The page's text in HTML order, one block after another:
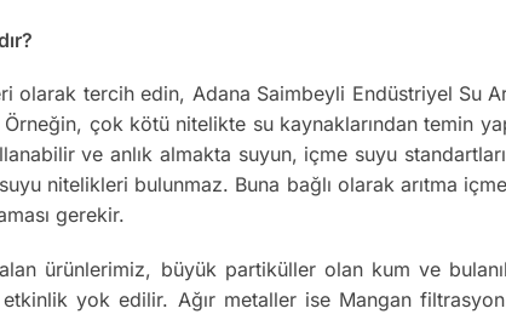
tercih edin, Adana Saimbeyli Endüstriyel Su
çok kötü nitelikte su kaynaklarından temin
ve anlık almakta suyun, içme suyu
nitelikleri bulunmaz. Buna bağlı olarak arıtma
gerekir.
ürünlerimiz, büyük partiküller olan kum ve
yok edilir. Ağır metaller ise Mangan filtrasyon